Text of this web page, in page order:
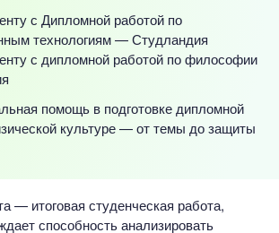
с Дипломной работой по
технологиям — Студландия
с дипломной работой по философии
помощь в подготовке дипломной
культуре — от темы до защиты
— итоговая студенческая работа,
способность анализировать